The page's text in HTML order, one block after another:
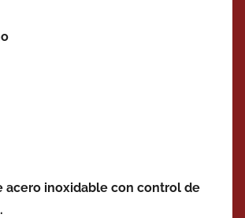
acero inoxidable con control de